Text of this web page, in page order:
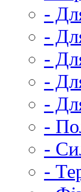
-
-
-
-
-
-
-
-